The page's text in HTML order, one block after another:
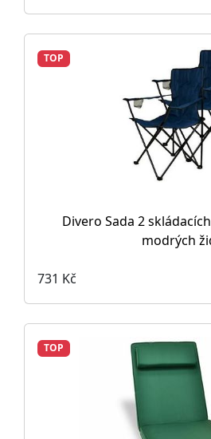
TOP
Divero Sada 2
modrých
731 Kč
TOP